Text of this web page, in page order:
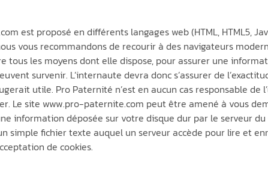
est proposé en différents langages web (HTML, HTML5,
vous recommandons de recourir à des navigateurs
les moyens dont elle dispose, pour assurer une
survenir. L’internaute devra donc s’assurer de
utile. Pro Paternité n’est en aucun cas responsable
Le site www.pro-paternite.com peut être amené à vous
information déposée sur votre disque dur par le serveur
simple fichier texte auquel un serveur accède pour lire et
de cookies.